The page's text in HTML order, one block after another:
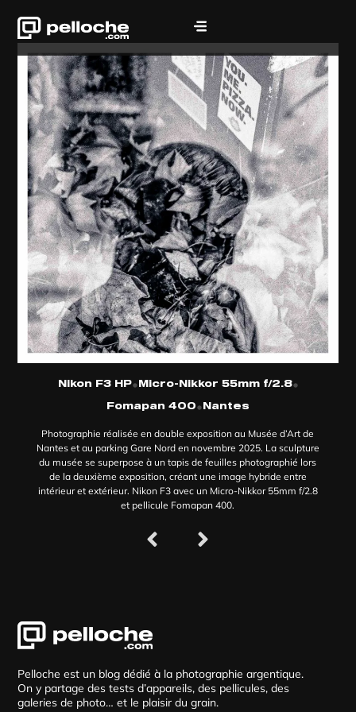
Nikon F3 HP•Micro-Nikkor 55mm f/2.8•
Fomapan 400•Nantes
Photographie réalisée en double exposition au Musée d’Art de
Nantes et au parking Gare Nord en novembre 2025. La sculpture
du musée se superpose à un tapis de feuilles photographié lors
de la deuxième exposition, créant une image hybride entre
intérieur et extérieur. Nikon F3 avec un Micro-Nikkor 55mm f/2.8
et pellicule Fomapan 400.
Pelloche est un blog dédié à la photographie argentique.
On y partage des tests d’appareils, des pellicules, des
galeries de photo… et le plaisir du grain.